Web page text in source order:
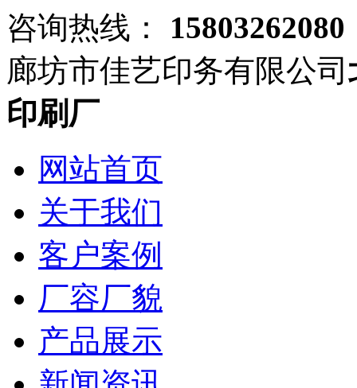
咨询热线：
15803262080
廊坊市佳艺印务有限公司
印刷厂
网站首页
关于我们
客户案例
厂容厂貌
产品展示